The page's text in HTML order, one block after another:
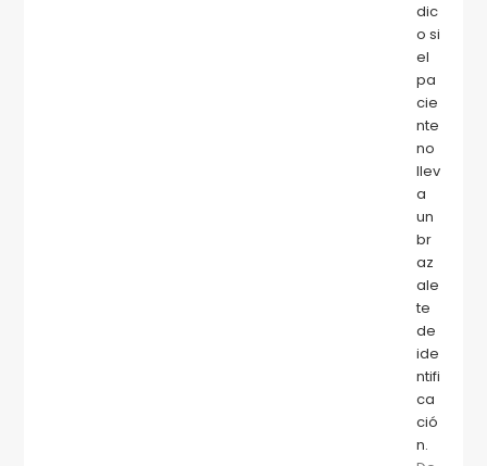
dic
o si
el
pa
cie
nte
no
llev
a
un
br
az
ale
te
de
ide
ntifi
ca
ció
n.